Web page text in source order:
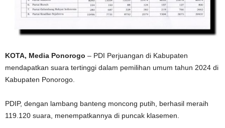
KOTA, Media Ponorogo – PDI Perjuangan di Kabupaten
mendapatkan suara tertinggi dalam pemilihan umum tahun 2024 di
Kabupaten Ponorogo.
PDIP, dengan lambang banteng moncong putih, berhasil meraih
119.120 suara, menempatkannya di puncak klasemen.